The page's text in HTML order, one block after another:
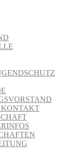
KONTAKT